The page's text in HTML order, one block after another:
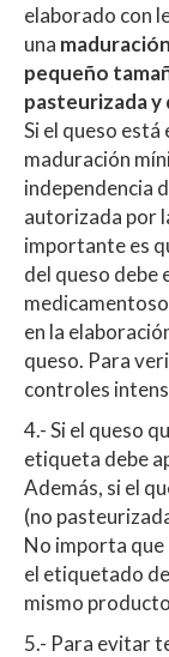
elaborado con
una
pequeño
pasteurizada y
Si el queso está
maduración
independencia
autorizada por
importante es
del queso debe
en la
queso. Para
controles
4.- Si el queso
etiqueta debe
Además, si el
(no
No importa que
el etiquetado
mismo
5.- Para evitar